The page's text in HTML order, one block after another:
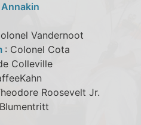
Annakin
Vandernoot
: Colonel Cota
Colleville
Roosevelt Jr.